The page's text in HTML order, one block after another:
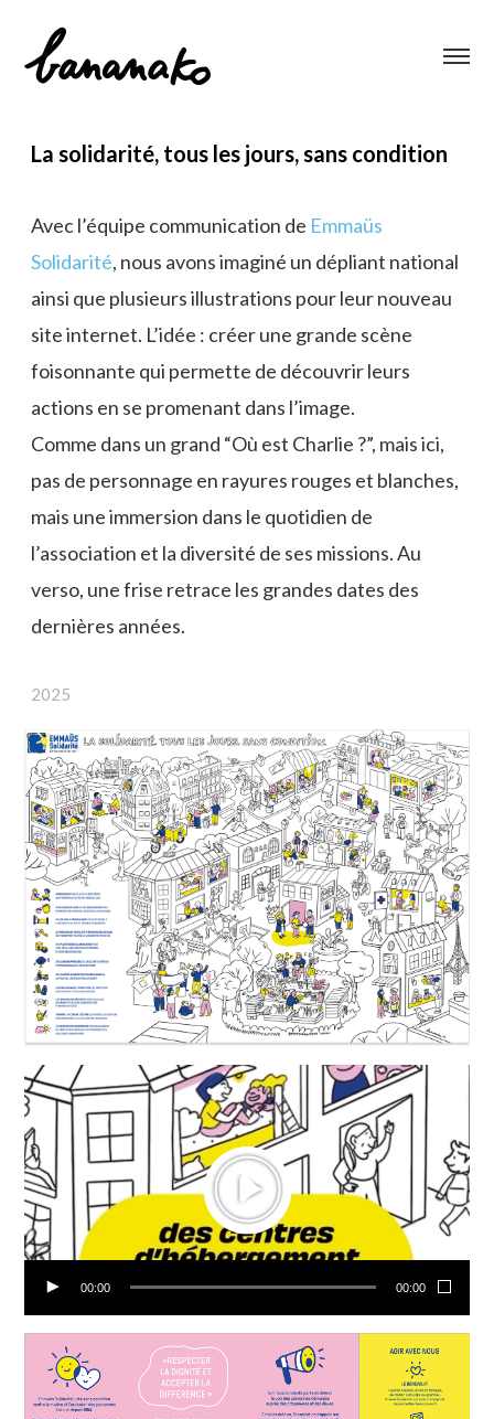
La solidarité, tous les jours, sans condition
Avec l’équipe communication de Emmaüs
Solidarité, nous avons imaginé un dépliant national
ainsi que plusieurs illustrations pour leur nouveau
site internet. L’idée : créer une grande scène
foisonnante qui permette de découvrir leurs
actions en se promenant dans l’image.
Comme dans un grand “Où est Charlie ?”, mais ici,
pas de personnage en rayures rouges et blanches,
mais une immersion dans le quotidien de
l’association et la diversité de ses missions. Au
verso, une frise retrace les grandes dates des
dernières années.
2025
00:00 00:00